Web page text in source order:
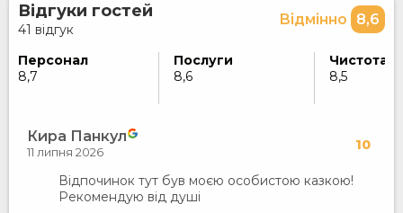
Відгуки гостей
41 відгук
Відмінно 8,6
Персонал
8,7
Послуги
8,6
Чистота
8,5
Кира Панкул 10
11 липня 2026
Відпочинок тут був моєю особистою казкою!
Рекомендую від душі